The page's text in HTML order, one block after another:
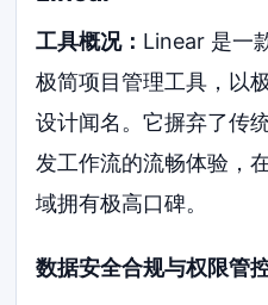
工具概况： Linear 是一
极简项目管理工具，以
设计闻名。它摒弃了传
发工作流的流畅体验，
域拥有极高口碑。
数据安全合规与权限管